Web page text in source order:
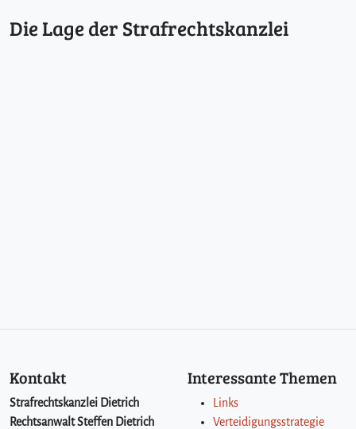
Die Lage der Strafrechtskanzlei
Kontakt
Strafrechtskanzlei Dietrich
Rechtsanwalt Steffen Dietrich
Interessante Themen
Links
Verteidigungsstrategie